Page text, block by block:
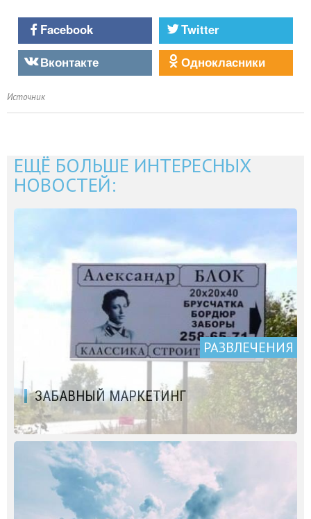
Facebook
Twitter
Вконтакте
Однокласники
Источник
ЕЩЁ БОЛЬШЕ ИНТЕРЕСНЫХ
НОВОСТЕЙ:
РАЗВЛЕЧЕНИЯ
ЗАБАВНЫЙ МАРКЕТИНГ